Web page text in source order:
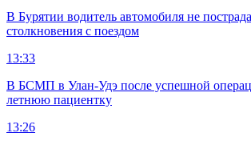
В Бурятии водитель автомобиля не
столкновения с поездом
13:33
В БСМП в Улан-Удэ после успешной
летнюю пациентку
13:26